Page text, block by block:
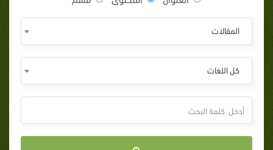
المقالات
كل اللغات